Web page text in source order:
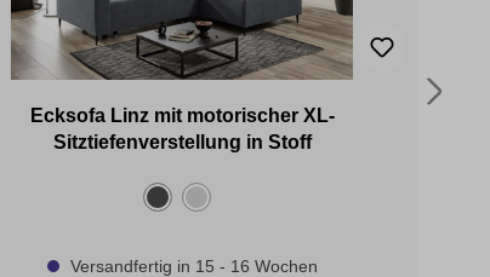
Ecksofa Linz mit motorischer XL-
Sitztiefenverstellung in Stoff
Versandfertig in 15 - 16 Wochen